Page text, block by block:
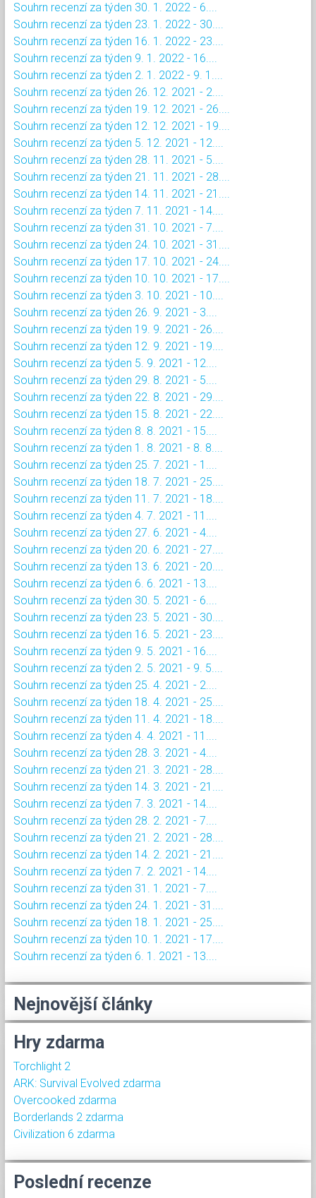
Souhrn recenzí za týden 30. 1. 2022 - 6....
Souhrn recenzí za týden 23. 1. 2022 - 30....
Souhrn recenzí za týden 16. 1. 2022 - 23....
Souhrn recenzí za týden 9. 1. 2022 - 16....
Souhrn recenzí za týden 2. 1. 2022 - 9. 1....
Souhrn recenzí za týden 26. 12. 2021 - 2....
Souhrn recenzí za týden 19. 12. 2021 - 26....
Souhrn recenzí za týden 12. 12. 2021 - 19....
Souhrn recenzí za týden 5. 12. 2021 - 12....
Souhrn recenzí za týden 28. 11. 2021 - 5....
Souhrn recenzí za týden 21. 11. 2021 - 28....
Souhrn recenzí za týden 14. 11. 2021 - 21....
Souhrn recenzí za týden 7. 11. 2021 - 14....
Souhrn recenzí za týden 31. 10. 2021 - 7....
Souhrn recenzí za týden 24. 10. 2021 - 31....
Souhrn recenzí za týden 17. 10. 2021 - 24....
Souhrn recenzí za týden 10. 10. 2021 - 17....
Souhrn recenzí za týden 3. 10. 2021 - 10....
Souhrn recenzí za týden 26. 9. 2021 - 3....
Souhrn recenzí za týden 19. 9. 2021 - 26....
Souhrn recenzí za týden 12. 9. 2021 - 19....
Souhrn recenzí za týden 5. 9. 2021 - 12....
Souhrn recenzí za týden 29. 8. 2021 - 5....
Souhrn recenzí za týden 22. 8. 2021 - 29....
Souhrn recenzí za týden 15. 8. 2021 - 22....
Souhrn recenzí za týden 8. 8. 2021 - 15....
Souhrn recenzí za týden 1. 8. 2021 - 8. 8....
Souhrn recenzí za týden 25. 7. 2021 - 1....
Souhrn recenzí za týden 18. 7. 2021 - 25....
Souhrn recenzí za týden 11. 7. 2021 - 18....
Souhrn recenzí za týden 4. 7. 2021 - 11....
Souhrn recenzí za týden 27. 6. 2021 - 4....
Souhrn recenzí za týden 20. 6. 2021 - 27....
Souhrn recenzí za týden 13. 6. 2021 - 20....
Souhrn recenzí za týden 6. 6. 2021 - 13....
Souhrn recenzí za týden 30. 5. 2021 - 6....
Souhrn recenzí za týden 23. 5. 2021 - 30....
Souhrn recenzí za týden 16. 5. 2021 - 23....
Souhrn recenzí za týden 9. 5. 2021 - 16....
Souhrn recenzí za týden 2. 5. 2021 - 9. 5....
Souhrn recenzí za týden 25. 4. 2021 - 2....
Souhrn recenzí za týden 18. 4. 2021 - 25....
Souhrn recenzí za týden 11. 4. 2021 - 18....
Souhrn recenzí za týden 4. 4. 2021 - 11....
Souhrn recenzí za týden 28. 3. 2021 - 4....
Souhrn recenzí za týden 21. 3. 2021 - 28....
Souhrn recenzí za týden 14. 3. 2021 - 21....
Souhrn recenzí za týden 7. 3. 2021 - 14....
Souhrn recenzí za týden 28. 2. 2021 - 7....
Souhrn recenzí za týden 21. 2. 2021 - 28....
Souhrn recenzí za týden 14. 2. 2021 - 21....
Souhrn recenzí za týden 7. 2. 2021 - 14....
Souhrn recenzí za týden 31. 1. 2021 - 7....
Souhrn recenzí za týden 24. 1. 2021 - 31....
Souhrn recenzí za týden 18. 1. 2021 - 25....
Souhrn recenzí za týden 10. 1. 2021 - 17....
Souhrn recenzí za týden 6. 1. 2021 - 13....
Nejnovější články
Hry zdarma
Torchlight 2
ARK: Survival Evolved zdarma
Overcooked zdarma
Borderlands 2 zdarma
Civilization 6 zdarma
Poslední recenze